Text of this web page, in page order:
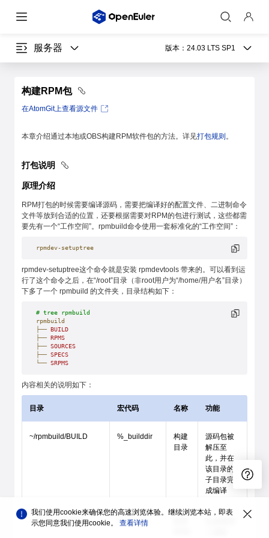
服务器 版本： 24.03 LTS SP1
构建RPM包
在AtomGit上查看源文件
本章介绍通过本地或OBS构建RPM软件包的方法。详见打包规则 。
打包说明
原理介绍
RPM打包的时候需要编译源码，需要把编译好的配置文件、二进制命令
文件等放到合适的位置，还要根据需要对RPM的包进行测试，这些都需
要先有一个“工作空间”。rpmbuild命令使用一套标准化的“工作空间”：
rpmdev-setuptree
rpmdev-setuptree这个命令就是安装 rpmdevtools 带来的。可以看到运
行了这个命令之后，在“/root”目录（非root用户为“/home/用户名”目录）
下多了一个 rpmbuild 的文件夹，目录结构如下：
# tree rpmbuild
rpmbuild
├── BUILD
├── RPMS
├── SOURCES
├── SPECS
└── SRPMS
内容相关的说明如下：
目录 宏代码 名称 功能
~/rpmbuild/BUILD %_builddir
构建
目录
源码包被
解压至
此，并在
该目录的
子目录完
成编译
~/rpmbuild/RPMS %_rpmdir
我们使用cookie来确保您的高速浏览体验。继续浏览本站，即表
示您同意我们使用cookie。 查看详情